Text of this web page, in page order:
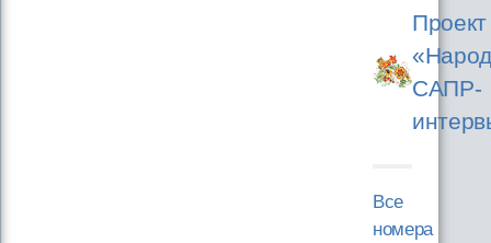
Проект
САПР-
Все
номера